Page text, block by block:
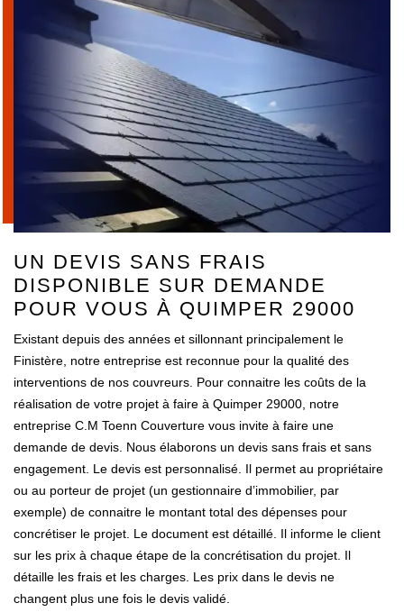
UN DEVIS SANS FRAIS
DISPONIBLE SUR DEMANDE
POUR VOUS À QUIMPER 29000
Existant depuis des années et sillonnant principalement le
Finistère, notre entreprise est reconnue pour la qualité des
interventions de nos couvreurs. Pour connaitre les coûts de la
réalisation de votre projet à faire à Quimper 29000, notre
entreprise C.M Toenn Couverture vous invite à faire une
demande de devis. Nous élaborons un devis sans frais et sans
engagement. Le devis est personnalisé. Il permet au propriétaire
ou au porteur de projet (un gestionnaire d’immobilier, par
exemple) de connaitre le montant total des dépenses pour
concrétiser le projet. Le document est détaillé. Il informe le client
sur les prix à chaque étape de la concrétisation du projet. Il
détaille les frais et les charges. Les prix dans le devis ne
changent plus une fois le devis validé.